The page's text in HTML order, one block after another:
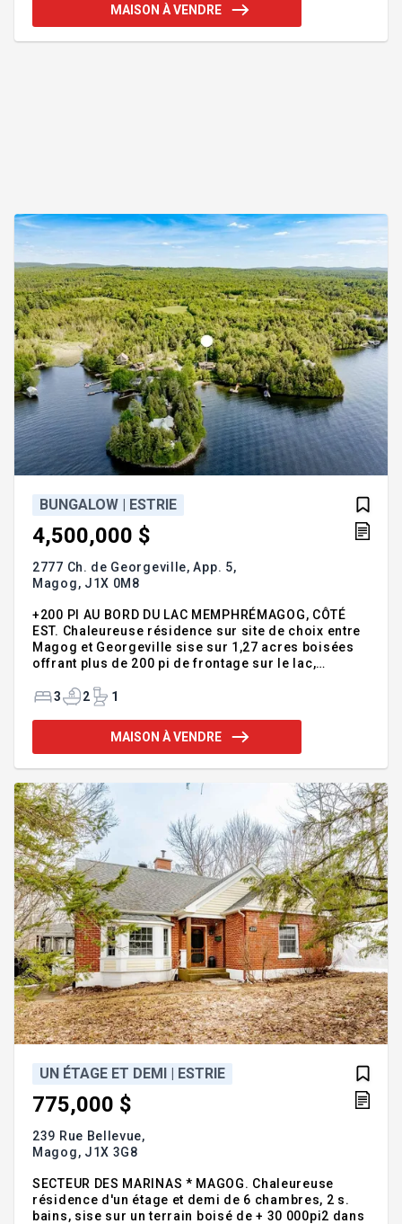
quai privé et son accès direct à l'eau. Une occasion
MAISON À VENDRE
BUNGALOW | ESTRIE
4,500,000 $
2777 Ch. de Georgeville, App. 5,
Magog, J1X 0M8
+200 PI AU BORD DU LAC MEMPHRÉMAGOG, CÔTÉ
EST. Chaleureuse résidence sur site de choix entre
Magog et Georgeville sise sur 1,27 acres boisées
offrant plus de 200 pi de frontage sur le lac,
(rareté). Vues superbes vers le lac, montagnes
chemin privé et paisible, ce domaine comprend la
maison principale plain-pied de 3 ch., 2,5 s. bains
que 2 petits 'chalets d'été' (bâtiments accessoires)
complémentaires, do
3 2 1
MAISON À VENDRE
UN ÉTAGE ET DEMI | ESTRIE
775,000 $
239 Rue Bellevue,
Magog, J1X 3G8
SECTEUR DES MARINAS * MAGOG. Chaleureuse
résidence d'un étage et demi de 6 chambres, 2 s.
bains, sise sur un terrain boisé de + 30 000pi2 dans